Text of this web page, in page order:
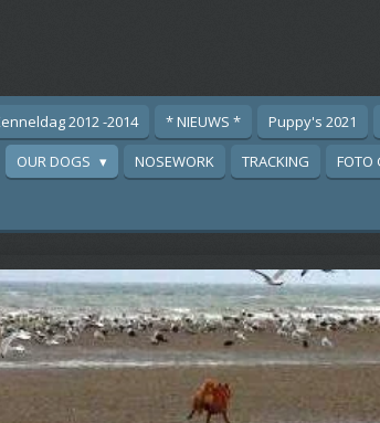
2012 -2014 * NIEUWS * Puppy's 2021
OUR DOGS NOSEWORK TRACKING FOTO